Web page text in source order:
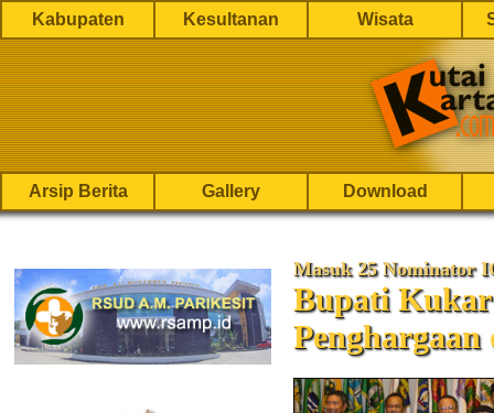
Kabupaten Kesultanan Wisata
Arsip Berita Gallery Download
Masuk 25 Nominator
Bupati